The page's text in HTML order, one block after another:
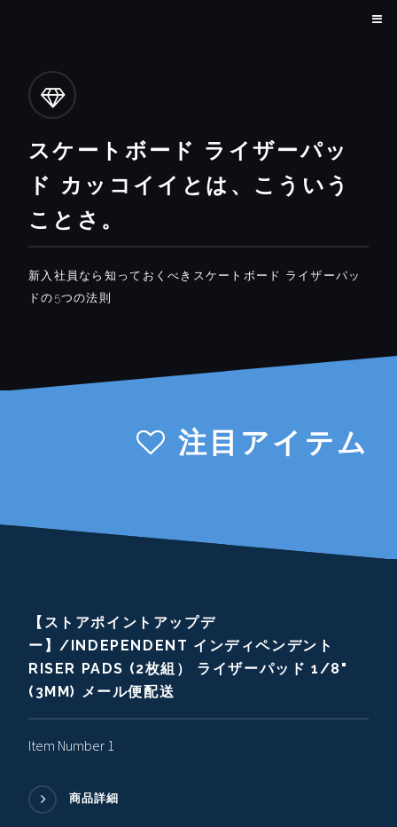
スケートボード ライザーパッ
ド カッコイイとは、こういう
ことさ。
新入社員なら知っておくべきスケートボード ライザーパッ
ドの5つの法則
注目アイテム
【ストアポイントアップデ
ー】/INDEPENDENT インディペンデント
RISER PADS (2枚組） ライザーパッド 1/8"
(3MM) メール便配送
Item Number 1
商品詳細